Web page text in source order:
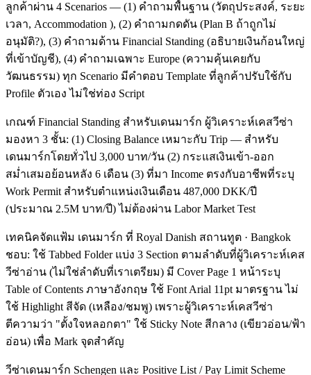
ลูกค้าผ่าน 4 Scenarios — (1) คำถามพื้นฐาน (วัตถุประสงค์, ระยะ
เวลา, Accommodation ), (2) คำถามกดดัน (Plan B ถ้าถูกไม่
อนุมัติ?), (3) คำถามด้าน Financial Standing (อธิบายเงินก้อนใหญ่
ที่เข้าบัญชี), (4) คำถามเฉพาะ Europe (ความคุ้นเคยกับ
วัฒนธรรม) ทุก Scenario มีคำตอบ Template ที่ลูกค้าปรับใช้กับ
Profile ตัวเอง ไม่ใช่ท่อง Script
เกณฑ์ Financial Standing สำหรับเดนมาร์ก ผู้วิเคราะห์เคสวีซ่า
มองหา 3 ชั้น: (1) Closing Balance เหมาะกับ Trip — สำหรับ
เดนมาร์กโดยทั่วไป 3,000 บาท/วัน (2) กระแสเงินเข้า-ออก
สม่ำเสมอย้อนหลัง 6 เดือน (3) ที่มา Income ตรงกับอาชีพที่ระบุ
Work Permit สำหรับตำแหน่งเงินเดือน 487,000 DKK/ปี
(ประมาณ 2.5M บาท/ปี) ไม่ต้องผ่าน Labor Market Test
เทคนิคจัดแฟ้ม เดนมาร์ก ที่ Royal Danish สถานทูต · Bangkok
ชอบ: ใช้ Tabbed Folder แบ่ง 3 Section ตามลำดับที่ผู้วิเคราะห์เคส
วีซ่าอ่าน (ไม่ใช่ลำดับที่เราเตรียม) มี Cover Page 1 หน้าระบุ
Table of Contents ภาษาอังกฤษ ใช้ Font Arial 11pt มาตรฐาน ไม่
ใช้ Highlight สีจัด (เหลือง/ชมพู) เพราะผู้วิเคราะห์เคสวีซ่า
ตีความว่า "ตั้งใจหลอกตา" ใช้ Sticky Note สีกลาง (เขียวอ่อน/ฟ้า
อ่อน) เพื่อ Mark จุดสำคัญ
วีซ่าเดนมาร์ก Schengen และ Positive List / Pay Limit Scheme